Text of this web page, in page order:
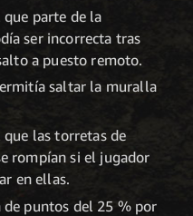
parte de la
ser incorrecta tras
a puesto remoto.
saltar la muralla
las torretas de
rompían si el jugador
en ellas.
puntos del 25 % por